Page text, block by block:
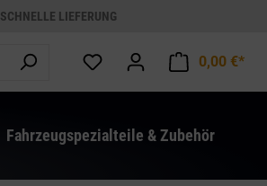
SCHNELLE LIEFERUNG
0,00 €*
Fahrzeugspezialteile & Zubehör